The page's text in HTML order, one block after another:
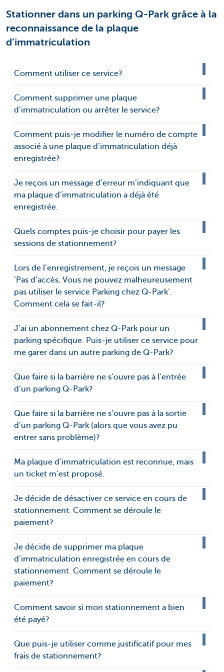
Stationner dans un parking Q-Park grâce à la
reconnaissance de la plaque
d’immatriculation
Comment utiliser ce service?
Comment supprimer une plaque
d’immatriculation ou arrêter le service?
Comment puis-je modifier le numéro de compte
associé à une plaque d’immatriculation déjà
enregistrée?
Je reçois un message d’erreur m’indiquant que
ma plaque d’immatriculation a déjà été
enregistrée.
Quels comptes puis-je choisir pour payer les
sessions de stationnement?
Lors de l’enregistrement, je reçois un message
‘Pas d’accès. Vous ne pouvez malheureusement
pas utiliser le service Parking chez Q-Park’.
Comment cela se fait-il?
J’ai un abonnement chez Q-Park pour un
parking spécifique. Puis-je utiliser ce service pour
me garer dans un autre parking de Q-Park?
Que faire si la barrière ne s’ouvre pas à l’entrée
d’un parking Q-Park?
Que faire si la barrière ne s’ouvre pas à la sortie
d’un parking Q-Park (alors que vous avez pu
entrer sans problème)?
Ma plaque d’immatriculation est reconnue, mais
un ticket m’est proposé.
Je décide de désactiver ce service en cours de
stationnement. Comment se déroule le
paiement?
Je décide de supprimer ma plaque
d’immatriculation enregistrée en cours de
stationnement. Comment se déroule le
paiement?
Comment savoir si mon stationnement a bien
été payé?
Que puis-je utiliser comme justificatif pour mes
frais de stationnement?